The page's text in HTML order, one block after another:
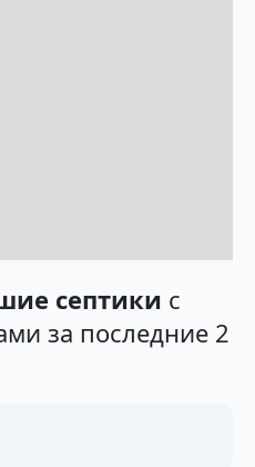
септики с
за последние 2